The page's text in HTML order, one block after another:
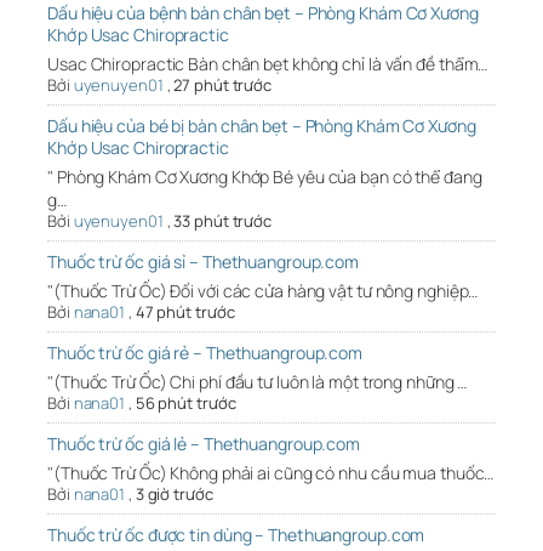
Dấu hiệu của bệnh bàn chân bẹt – Phòng Khám Cơ Xương
Khớp Usac Chiropractic
Usac Chiropractic Bàn chân bẹt không chỉ là vấn đề thẩm…
Bởi uyenuyen01 ,27 phút trước
Dấu hiệu của bé bị bàn chân bẹt – Phòng Khám Cơ Xương
Khớp Usac Chiropractic
" Phòng Khám Cơ Xương Khớp Bé yêu của bạn có thể đang
g…
Bởi uyenuyen01 ,33 phút trước
Thuốc trừ ốc giá sỉ – Thethuangroup.com
"(Thuốc Trừ Ốc) Đối với các cửa hàng vật tư nông nghiệp…
Bởi nana01 , 47 phút trước
Thuốc trừ ốc giá rẻ – Thethuangroup.com
"(Thuốc Trừ Ốc) Chi phí đầu tư luôn là một trong những …
Bởi nana01 , 56 phút trước
Thuốc trừ ốc giá lẻ – Thethuangroup.com
"(Thuốc Trừ Ốc) Không phải ai cũng có nhu cầu mua thuốc…
Bởi nana01 , 3 giờ trước
Thuốc trừ ốc được tin dùng – Thethuangroup.com